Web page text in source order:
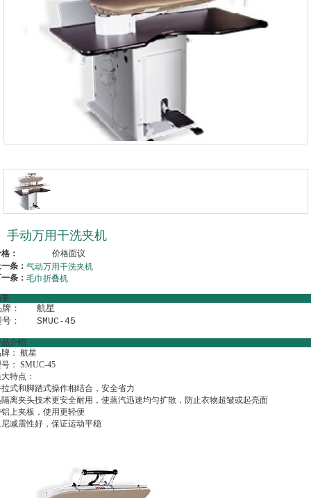
手动万用干洗夹机
： 价格面议
条： 气动万用干洗夹机
条： 毛巾折叠机
牌：   航星
号：   SMUC-45
介绍
： 航星
： SMUC-45
特点：
式和脚踏式操作相结合，安全省力
离夹头技术更安全耐用，使蒸汽迅速均匀扩散，防止衣物超皱或起亮面
上夹板，使用更轻便
减震性好，保证运动平稳